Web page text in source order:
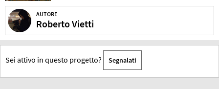
AUTORE
Roberto Vietti
Sei attivo in questo progetto? Segnalati